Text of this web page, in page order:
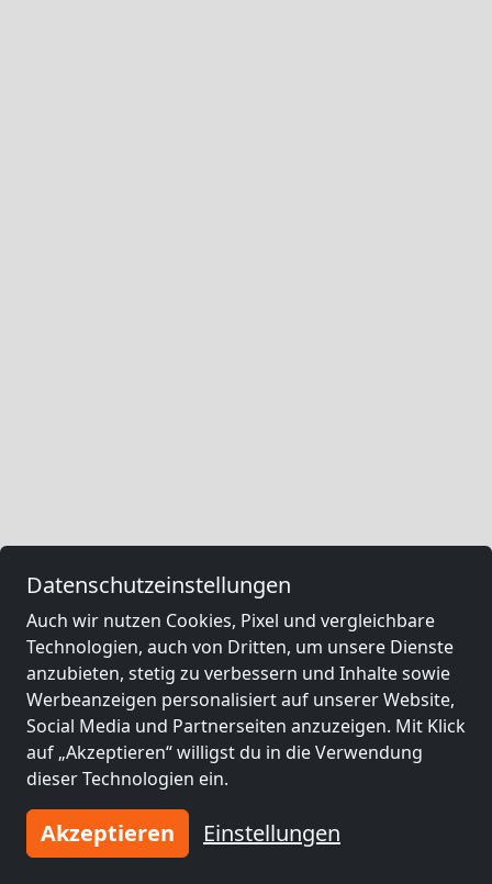
Datenschutzeinstellungen
Auch wir nutzen Cookies, Pixel und vergleichbare
Technologien, auch von Dritten, um unsere Dienste
anzubieten, stetig zu verbessern und Inhalte sowie
Werbeanzeigen personalisiert auf unserer Website,
Social Media und Partnerseiten anzuzeigen. Mit Klick
auf „Akzeptieren“ willigst du in die Verwendung
dieser Technologien ein.
Akzeptieren Einstellungen